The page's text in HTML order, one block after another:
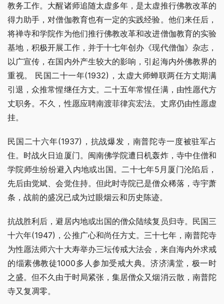
教务工作。大醒诸师追随太虚多年，是太虚推行佛教改革的
得力助手，对僧伽教育也有一定的实践经验。他们来任后，
将禅寺和学院作为他们推行佛教改革和改进僧伽教育的实验
基地，积极开展工作，并于十七年创办《现代僧伽》杂志，
以广宣传，在国内外产生较大的影响，引起海内外佛教界的
重视。 民国二十一年(1932)，太虚大师蝉联两任方丈期满
引退，众推常惺继任方丈。二十五年常惺任满，由性愿代方
丈职务。不久，性愿应聘南渡菲律宾宏法。丈席仍由性愿虚
挂。
民国二十六年(1937)，抗战爆发，南普陀寺一度被驻军占
住。时战火日迫厦门。闽南佛学院遭日机轰炸，寺中住僧和
学院师生纷纷避入内地或出国。二十七年5月厦门沦陷后，
先后由觉斌、会觉住持。但此时寺院已是僧众稀落，寺宇萧
条，战前的盛况已成为过眼烟云和历史陈迹。
抗战胜利后，避居内地或出国的僧众陆续复员归寺。民国三
十六年(1947)，公推广心和尚任方丈。三十七年，南普陀寺
为性愿法师六十大寿举办三坛传戒大法会，来自海内外求戒
的缁素佛教徒1000多人参加受戒大典。济济满堂，极一时
之盛。但不久由于时局紧张，集居僧众又烟消云散，南普陀
寺又复凋零。